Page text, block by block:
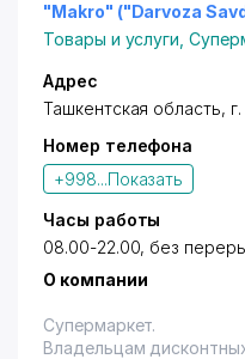
"Makro" ("Darvoza
Товары и услуги ,
Адрес
Ташкентская область,
Номер телефона
+998...Показать
Часы работы
08.00-22.00, без
О компании
Супермаркет.
Владельцам